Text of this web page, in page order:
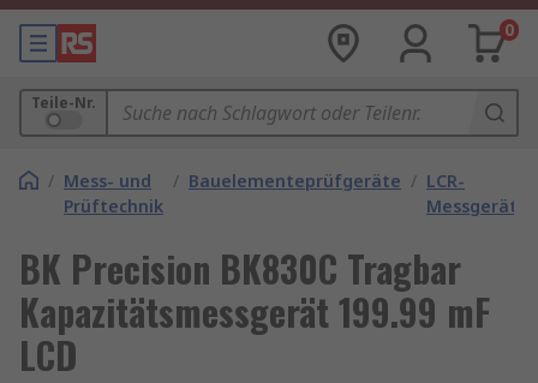
0
Teile-Nr.
/ Mess- und
Prüftechnik
/ Bauelementeprüfgeräte / LCR-
Messgeräte
BK Precision BK830C Tragbar
Kapazitätsmessgerät 199.99 mF
LCD